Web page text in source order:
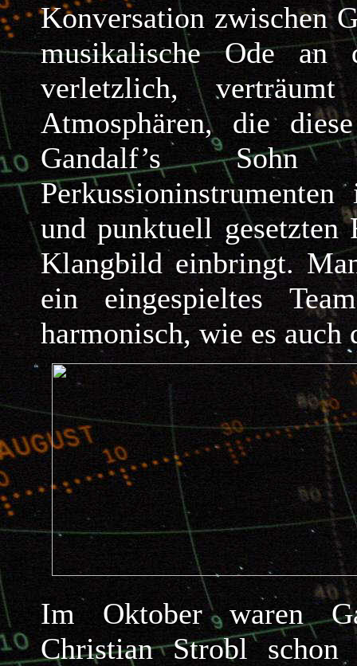
Konversation zwischen
musikalische Ode an
verletzlich,
Atmosphären, die
Gandalf’s
und punktuell
Klangbild einbringt.
ein eingespieltes
harmonisch, wie es
Im Oktober waren
Christian Strobl